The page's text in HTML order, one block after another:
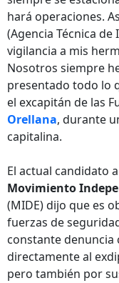
hará operaciones.
(Agencia Técnica
vigilancia a mis
Nosotros siempre
presentado todo lo
el excapitán de las
Orellana, durante
capitalina.
El actual candidato
Movimiento
(MIDE) dijo que es
fuerzas de
constante
directamente al
pero también por